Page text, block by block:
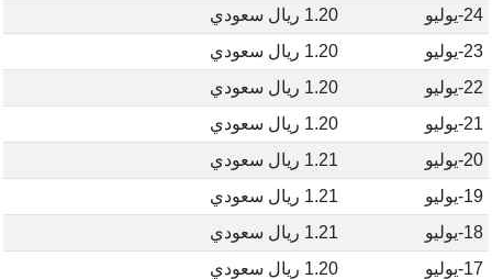
24-يوليو
1.20 ريال سعودي
23-يوليو
1.20 ريال سعودي
22-يوليو
1.20 ريال سعودي
21-يوليو
1.20 ريال سعودي
20-يوليو
1.21 ريال سعودي
19-يوليو
1.21 ريال سعودي
18-يوليو
1.21 ريال سعودي
17-يوليو
1.20 ريال سعودي